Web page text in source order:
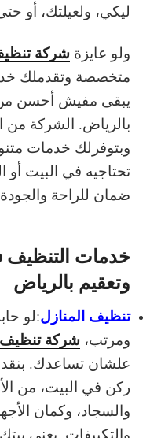
ليكي، ولعيلتك، أو
ولو عايزة شركة
متخصصة وتقدملك
يبقى مفيش أحسن
بالرياض. الشركة من
وبتوفرلك خدمات
تحتاجيه في البيت أو
ضمان للراحة
خدمات
وتعقيم بالرياض
تنظيف المنازل:لو
ومرتب، شركة تنظيف
علشان تساعدك.
ركن في البيت، من
والسجاد، وكمان
والتكييفات. يعني